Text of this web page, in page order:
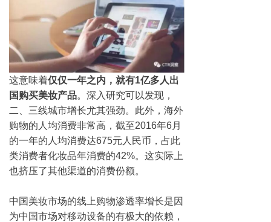
这意味着仅仅一年之内，就有1亿多人出
国购买美妆产品。深入研究可以发现，
二、三线城市增长尤其强劲。此外，海外
购物的人均消费非常高，截至2016年6月
的一年的人均消费达675元人民币，占此
类消费者化妆品年消费的42%。这实际上
也挤压了其他渠道的消费份额。
中国美妆市场的线上购物渗透率增长是因
为中国市场对移动设备的有极大的依赖，